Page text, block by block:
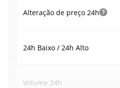
Alteração de preço 24h
24h Baixo / 24h Alto
Volume 24h